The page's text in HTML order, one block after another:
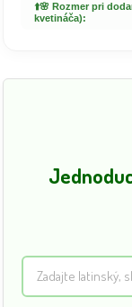
⬆️🌸 Rozmer pri
kvetináča):